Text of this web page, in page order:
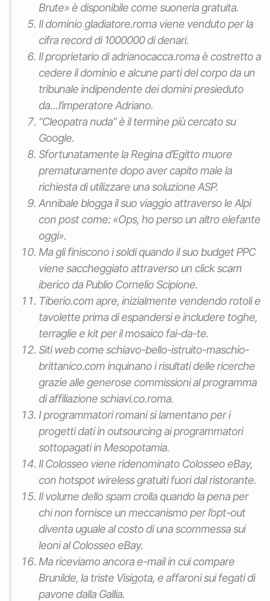
Brute» è disponibile come suoneria gratuita.
Il dominio gladiatore.roma viene venduto per la
cifra record di 1000000 di denari.
Il proprietario di adrianocacca.roma è costretto a
cedere il dominio e alcune parti del corpo da un
tribunale indipendente dei domini presieduto
da…l’imperatore Adriano.
“Cleopatra nuda” è il termine più cercato su
Google.
Sfortunatamente la Regina d’Egitto muore
prematuramente dopo aver capito male la
richiesta di utilizzare una soluzione ASP.
Annibale blogga il suo viaggio attraverso le Alpi
con post come: «Ops, ho perso un altro elefante
oggi».
Ma gli finiscono i soldi quando il suo budget PPC
viene saccheggiato attraverso un click scam
iberico da Publio Cornelio Scipione.
Tiberio.com apre, inizialmente vendendo rotoli e
tavolette prima di espandersi e includere toghe,
terraglie e kit per il mosaico fai-da-te.
Siti web come schiavo-bello-istruito-maschio-
brittanico.com inquinano i risultati delle ricerche
grazie alle generose commissioni al programma
di affiliazione schiavi.co.roma.
I programmatori romani si lamentano per i
progetti dati in outsourcing ai programmatori
sottopagati in Mesopotamia.
Il Colosseo viene ridenominato Colosseo eBay,
con hotspot wireless gratuiti fuori dal ristorante.
Il volume dello spam crolla quando la pena per
chi non fornisce un meccanismo per l’opt-out
diventa uguale al costo di una scommessa sui
leoni al Colosseo eBay.
Ma riceviamo ancora e-mail in cui compare
Brunilde, la triste Visigota, e affaroni sui fegati di
pavone dalla Gallia.